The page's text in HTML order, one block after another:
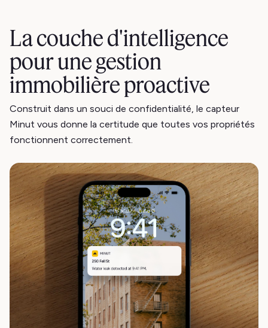
La couche d'intelligence
pour une gestion
immobilière proactive
Construit dans un souci de confidentialité, le capteur
Minut vous donne la certitude que toutes vos propriétés
fonctionnent correctement.